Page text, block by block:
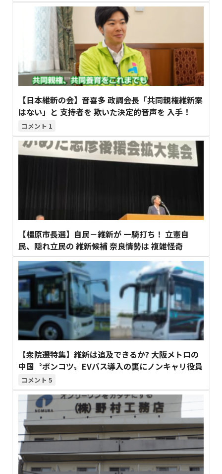
【日本維新の会】音喜多 政調会長「共同親権維新案
はない」と 支持者を 欺いた決定的音声を 入手！
1
【橿原市長選】自民－維新が 一騎打ち！ 立憲自
民、隠れ立民の 維新候補 奈良情勢は 複雑怪奇
【衆院選特集】維新は追及できるか? 大阪メトロの
中国〝ポンコツ〟EVバス導入の裏にノンキャリ役員
5